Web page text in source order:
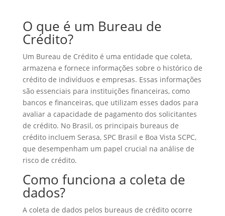
O que é um Bureau de
Crédito?
Um Bureau de Crédito é uma entidade que coleta,
armazena e fornece informações sobre o histórico de
crédito de indivíduos e empresas. Essas informações
são essenciais para instituições financeiras, como
bancos e financeiras, que utilizam esses dados para
avaliar a capacidade de pagamento dos solicitantes
de crédito. No Brasil, os principais bureaus de
crédito incluem Serasa, SPC Brasil e Boa Vista SCPC,
que desempenham um papel crucial na análise de
risco de crédito.
Como funciona a coleta de
dados?
A coleta de dados pelos bureaus de crédito ocorre